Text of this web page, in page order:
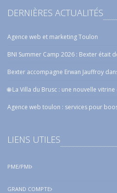
DERNIÈRES ACTUALITÉS
Agence web et marketing Toulon
BNI Summer Camp 2026 : Bexter était
Bexter accompagne Erwan Jauffroy
🌐 La Villa du Brusc : une nouvelle
Agence web toulon : services pour
LIENS UTILES
PME/PMI
GRAND COMPTE